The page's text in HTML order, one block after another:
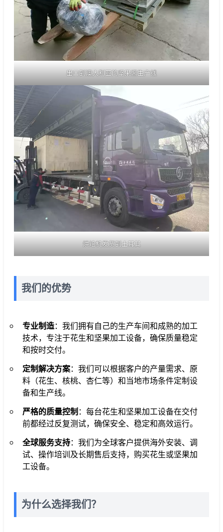
出口到澳大利亚的坚果酱生产线
烘焙机发货到土耳其
我们的优势
专业制造：我们拥有自己的生产车间和成熟的加工
技术，专注于花生和坚果加工设备，确保质量稳定
和按时交付。
定制解决方案：我们可以根据客户的产量需求、原
料（花生、核桃、杏仁等）和当地市场条件定制设
备和生产线。
严格的质量控制 ：每台花生和坚果加工设备在交付
前都经过反复测试，确保安全、稳定和高效运行。
全球服务支持：我们为全球客户提供海外安装、调
试、操作培训及长期售后支持，购买花生或坚果加
工设备。
为什么选择我们？